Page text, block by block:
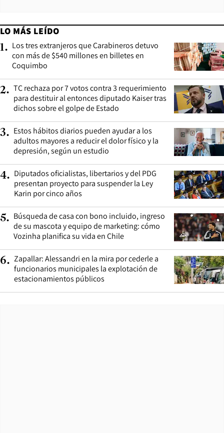
LO MÁS LEÍDO
1. Los tres extranjeros que Carabineros detuvo
con más de $540 millones en billetes en
Coquimbo
2. TC rechaza por 7 votos contra 3 requerimiento
para destituir al entonces diputado Kaiser tras
dichos sobre el golpe de Estado
3. Estos hábitos diarios pueden ayudar a los
adultos mayores a reducir el dolor físico y la
depresión, según un estudio
4. Diputados oficialistas, libertarios y del PDG
presentan proyecto para suspender la Ley
Karin por cinco años
5. Búsqueda de casa con bono incluido, ingreso
de su mascota y equipo de marketing: cómo
Vozinha planifica su vida en Chile
6. Zapallar: Alessandri en la mira por cederle a
funcionarios municipales la explotación de
estacionamientos públicos